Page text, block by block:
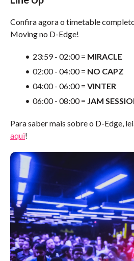
Confira agora o timetable
Moving no D-Edge!
23:59 - 02:00 = MIRACLE
02:00 - 04:00 = NO CAPZ
04:00 - 06:00 = VINTER
06:00 - 08:00 = JAM
Para saber mais sobre o D-Edge,
aqui!